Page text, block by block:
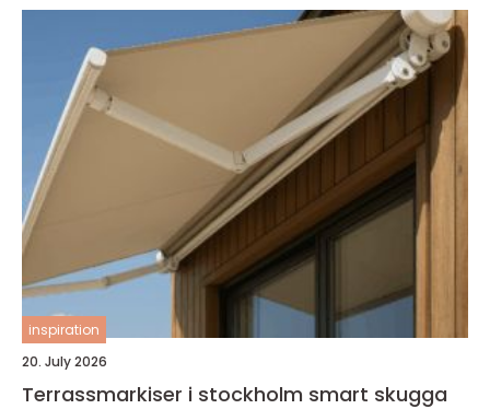
inspiration
20. July 2026
Terrassmarkiser i stockholm smart skugga